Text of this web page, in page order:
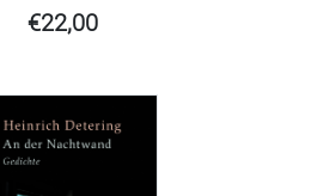
€22,00